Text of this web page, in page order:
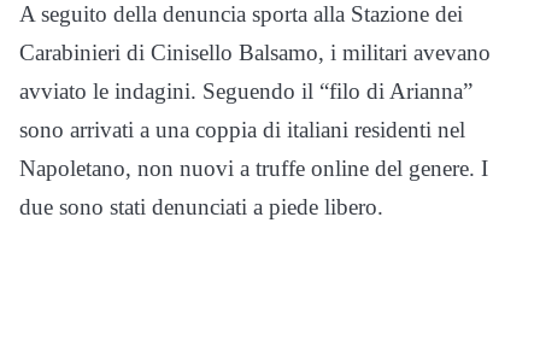
A seguito della denuncia sporta alla Stazione dei
Carabinieri di Cinisello Balsamo, i militari avevano
avviato le indagini. Seguendo il “filo di Arianna”
sono arrivati a una coppia di italiani residenti nel
Napoletano, non nuovi a truffe online del genere. I
due sono stati denunciati a piede libero.